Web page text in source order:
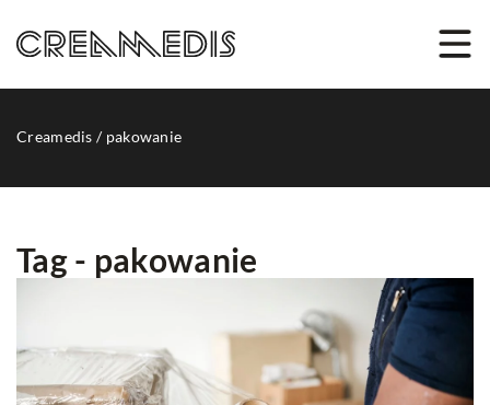
Creamedis / pakowanie
Tag - pakowanie